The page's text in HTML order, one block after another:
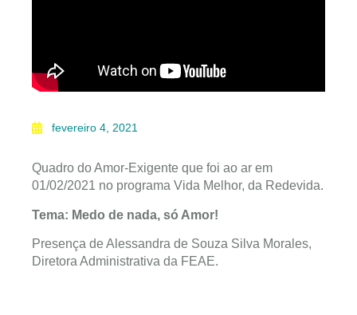
fevereiro 4, 2021
Quadro do Amor-Exigente que foi ao ar em
01/02/2021 no programa Vida Melhor, da Redevida.
Tema: Medo de nada, só Amor!
Presença de Alessandra de Souza Silva Morales,
Diretora Administrativa da FEAE.